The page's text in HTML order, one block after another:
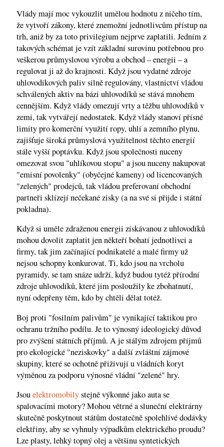
Vlády mají moc vykouzlit umělou hodnotu z ničeho tím,
že vytvoří zákony, které znemožní jednotlivcům přístup na
trh, aniž by za toto privilegium nejprve zaplatili. Jedním z
takových schémat je vzít základní surovinu potřebnou pro
veškerou průmyslovou výrobu a obchod – energii – a
regulovat ji až do krajnosti. Když jsou vydatné zdroje
uhlovodíkových paliv silně regulovány, vlastnictví vládou
schválených aktiv na bázi uhlovodíků se stává mnohem
cennějším. Když vlády omezují vrty a těžbu uhlovodíků v
zemi, tak vytvářejí nedostatek. Když vlády stanoví přísné
limity pro komerční využití ropy, uhlí a zemního plynu,
zajišťuje široká průmyslová využitelnost těchto energií
stále vyšší poptávku. Když jsou společnosti nuceny
omezovat svou "uhlíkovou stopu" a jsou nuceny nakupovat
"emisní povolenky" (obyčejné kameny) od licencovaných
"zelených" prodejců, tak vládou preferovaní obchodní
partneři sklízejí nečekané zisky (a na své si přijde i státní
pokladna).
Když si uměle zdraženou energii získávanou z uhlovodíků
mohou dovolit zaplatit jen někteří bohatí jednotlivci a
firmy, tak jim začínající podnikatelé a malé firmy už
nejsou schopny konkurovat. Ti, kdo jsou na vrcholu
pyramidy, se tam snáze udrží, když budou tytéž přírodní
zdroje uhlovodíků, které jim posloužily ke zbohatnutí,
nyní odepřeny těm, kdo by chtěli dělat totéž.
Boj proti "fosilním palivům" je vynikající taktikou pro
ochranu tržního podílu. Je to výnosný ideologický důvod
pro zvýšení státních příjmů. A je stálým zdrojem příjmů
pro ekologické "neziskovky" a další zvláštní zájmové
skupiny, které se ochotně přiživují u vládních koryt
výměnou za podporu výnosné vládní "zelené" hry.
Jsouelektromobilystejně výkonné jako auta se
spalovacími motory? Mohou větrné a sluneční elektrárny
skutečně poskytnout státům dostatečně spolehlivé dodávky
elektřiny, aby se vyhnuly výpadkům elektrického proudu?
Lze plasty, lehký topný olej a většinu syntetických